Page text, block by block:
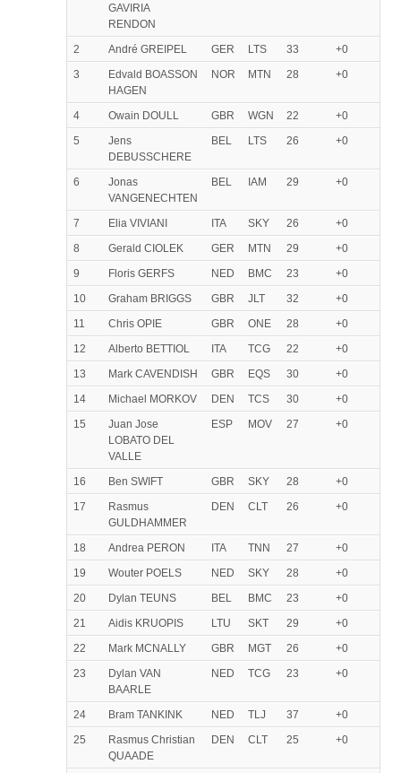
GAVIRIA
RENDON
2 André GREIPEL GER LTS 33
+0
3
Edvald BOASSON
HAGEN
NOR MTN 28 +0
4 Owain DOULL GBR WGN 22
+0
5
Jens
DEBUSSCHERE
BEL LTS 26 +0
6
Jonas
VANGENECHTEN
BEL IAM 29 +0
7 Elia VIVIANI ITA SKY 26
+0
8
Gerald CIOLEK GER MTN 29
+0
9
Floris GERFS NED BMC 23
+0
10
Graham BRIGGS GBR JLT 32
+0
11
Chris OPIE GBR ONE 28
+0
12
Alberto BETTIOL ITA TCG 22
+0
13
Mark CAVENDISH GBR EQS 30
+0
14
Michael MORKOV DEN TCS 30
+0
15
Juan Jose
LOBATO DEL
VALLE
ESP MOV 27 +0
16 Ben SWIFT GBR SKY 28
+0
17
Rasmus
GULDHAMMER
DEN CLT 26 +0
18 Andrea PERON ITA TNN 27
+0
19
Wouter POELS NED SKY 28
+0
20
Dylan TEUNS BEL BMC 23
+0
21
Aidis KRUOPIS LTU SKT 29
+0
22
Mark MCNALLY GBR MGT 26
+0
23
Dylan VAN
BAARLE
NED TCG 23 +0
24 Bram TANKINK NED TLJ 37
+0
25
Rasmus Christian
QUAADE
DEN CLT 25 +0